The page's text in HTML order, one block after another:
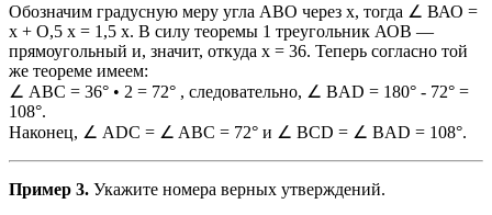
Обозначим градусную меру угла АВО через х, тогда ∠ ВАО =
x + O,5 x = 1,5 x. В силу теоремы 1 треугольник АОВ —
прямоугольный и, значит, откуда х = 36. Теперь согласно той
же теореме имеем:
∠ ABC = 36° • 2 = 72° , следовательно, ∠ BAD = 180° - 72° =
108°.
Наконец, ∠ ADC = ∠ ABC = 72° и ∠ BCD = ∠ BAD = 108°.
Пример 3. Укажите номера верных утверждений.